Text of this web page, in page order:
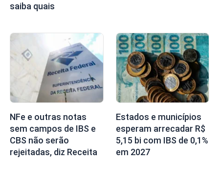
saiba quais
NFe e outras notas
sem campos de IBS e
CBS não serão
rejeitadas, diz Receita
Estados e municípios
esperam arrecadar R$
5,15 bi com IBS de 0,1%
em 2027